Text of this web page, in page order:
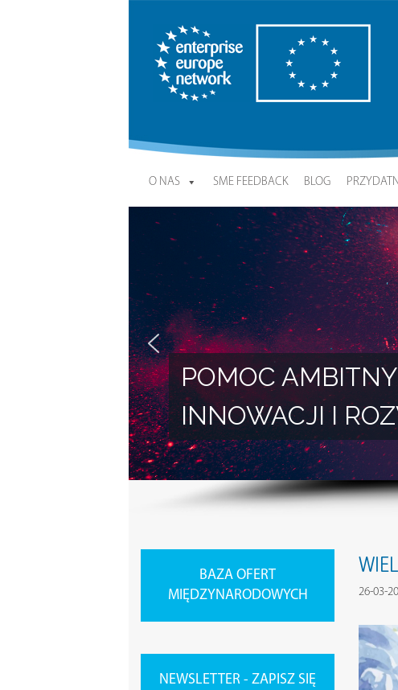
Enterprise Europe Network
O NAS SME FEEDBACK BLOG
POMOC
INNOWACJI I
BAZA OFERT
MIĘDZYNARODOWYCH
NEWSLETTER - ZAPISZ SIĘ
26-03-